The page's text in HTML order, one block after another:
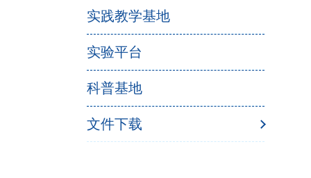
实践教学基地
实验平台
科普基地
文件下载